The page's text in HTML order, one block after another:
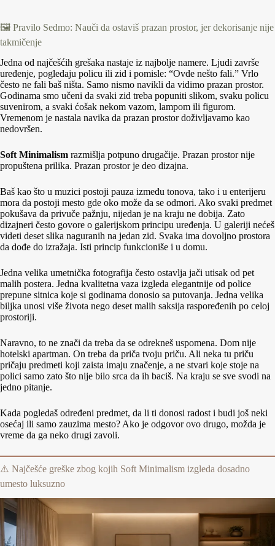
🖼️ Pravilo Sedmo: Nauči da ostaviš prazan prostor, jer dekorisanje nije
takmičenje
Jedna od najčešćih grešaka nastaje iz najbolje namere. Ljudi završe
uređenje, pogledaju policu ili zid i pomisle: “Ovde nešto fali.” Vrlo
često ne fali baš ništa. Samo nismo navikli da vidimo prazan prostor.
Godinama smo učeni da svaki zid treba popuniti slikom, svaku policu
suvenirom, a svaki ćošak nekom vazom, lampom ili figurom.
Vremenom je nastala navika da prazan prostor doživljavamo kao
nedovršen.
Soft Minimalism razmišlja potpuno drugačije. Prazan prostor nije
propuštena prilika. Prazan prostor je deo dizajna.
Baš kao što u muzici postoji pauza između tonova, tako i u enterijeru
mora da postoji mesto gde oko može da se odmori. Ako svaki predmet
pokušava da privuče pažnju, nijedan je na kraju ne dobija. Zato
dizajneri često govore o galerijskom principu uređenja. U galeriji nećeš
videti deset slika naguranih na jedan zid. Svaka ima dovoljno prostora
da dođe do izražaja. Isti princip funkcioniše i u domu.
Jedna velika umetnička fotografija često ostavlja jači utisak od pet
malih postera. Jedna kvalitetna vaza izgleda elegantnije od police
prepune sitnica koje si godinama donosio sa putovanja. Jedna velika
biljka unosi više života nego deset malih saksija raspoređenih po celoj
prostoriji.
Naravno, to ne znači da treba da se odrekneš uspomena. Dom nije
hotelski apartman. On treba da priča tvoju priču. Ali neka tu priču
pričaju predmeti koji zaista imaju značenje, a ne stvari koje stoje na
polici samo zato što nije bilo srca da ih baciš. Na kraju se sve svodi na
jedno pitanje.
Kada pogledaš određeni predmet, da li ti donosi radost i budi još neki
osećaj ili samo zauzima mesto? Ako je odgovor ovo drugo, možda je
vreme da ga neko drugi zavoli.
⚠️ Najčešće greške zbog kojih Soft Minimalism izgleda dosadno
umesto luksuzno